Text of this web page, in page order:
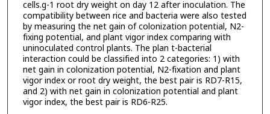
cells.g-1 root dry weight on day 12 after inoculation. The
compatibility between rice and bacteria were also tested
by measuring the net gain of colonization potential, N2-
fixing potential, and plant vigor index comparing with
uninoculated control plants. The plan t-bacterial
interaction could be classified into 2 categories: 1) with
net gain in colonization potential, N2-fixation and plant
vigor index or root dry weight, the best pair is RD7-R15,
and 2) with net gain in colonization potential and plant
vigor index, the best pair is RD6-R25.